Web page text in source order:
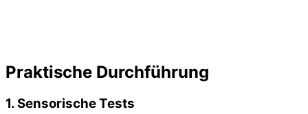
Praktische Durchführung
1. Sensorische Tests